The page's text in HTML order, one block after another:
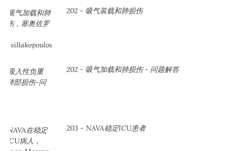
202 - 吸气装载和肺损伤
202 - 吸气加载和肺损伤 - 问题解答
203 - NAVA稳定ICU患者